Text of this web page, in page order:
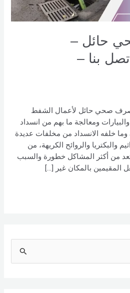
حائل –
0551154864 اتصل بنا –
صحي حائل لأعمال الشفط
ومعالجة ما بهم من انسداد
وما خلفه الانسداد من مخلفات عديدة
والبكتريا والروائح الكريهة، من
تعد من أكثر المشاكل خطورة والسبب
المقيمين بالمكان غير […]